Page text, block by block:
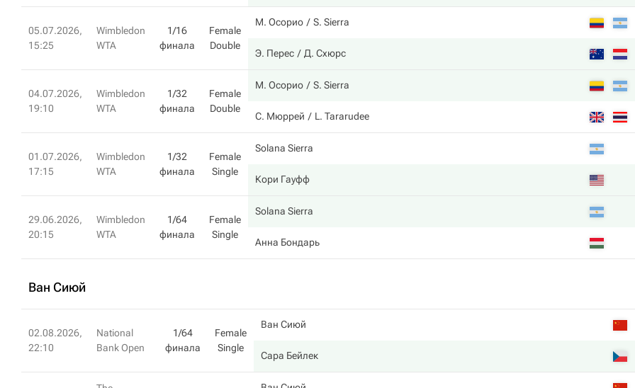
05.07.2026,
15:25
Wimbledon
WTA
1/16
финала
Female
Double
М. Осорио S. Sierra
Э. Перес Д. Схюрс
04.07.2026,
19:10
Wimbledon
WTA
1/32
финала
Female
Double
М. Осорио S. Sierra
С. Мюррей L. Tararudee
01.07.2026,
17:15
Wimbledon
WTA
1/32
финала
Female
Single
Solana Sierra
Кори Гауфф
29.06.2026,
20:15
Wimbledon
WTA
1/64
финала
Female
Single
Solana Sierra
Анна Бондарь
Ван Сиюй
02.08.2026,
22:10
National
Bank Open
1/64
финала
Female
Single
Ван Сиюй
Сара Бейлек